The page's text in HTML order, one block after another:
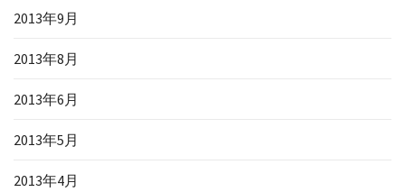
2013年9月
2013年8月
2013年6月
2013年5月
2013年4月